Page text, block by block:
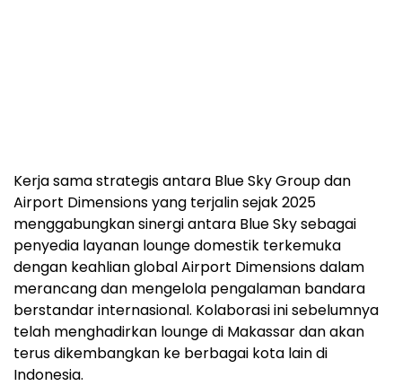
Kerja sama strategis antara Blue Sky Group dan
Airport Dimensions yang terjalin sejak 2025
menggabungkan sinergi antara Blue Sky sebagai
penyedia layanan lounge domestik terkemuka
dengan keahlian global Airport Dimensions dalam
merancang dan mengelola pengalaman bandara
berstandar internasional. Kolaborasi ini sebelumnya
telah menghadirkan lounge di Makassar dan akan
terus dikembangkan ke berbagai kota lain di
Indonesia.